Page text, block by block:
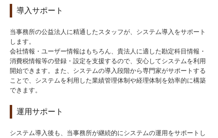
導入サポート
当事務所の公益法人に精通したスタッフが、システム導入をサポート
します。
会社情報・ユーザー情報はもちろん、貴法人に適した勘定科目情報・
消費税情報等の登録・設定を支援するので、安心してシステムを利用
開始できます。また、システムの導入段階から専門家がサポートする
ことで、システムを利用した業績管理体制や経理体制を効率的に構築
できます。
運用サポート
システム導入後も、当事務所が継続的にシステムの運用をサポートし